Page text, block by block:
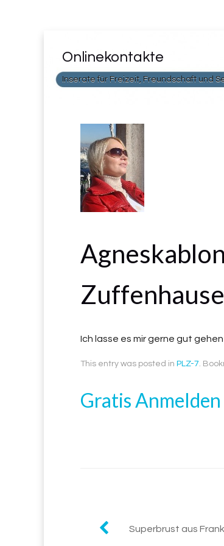
Onlinekontakte
Inserate für Freizeit, Freundschaft und
Ich lasse es mir gerne gut
This entry was posted in PLZ-7.
Gratis Anmelden
Post navigation
Superbrust aus